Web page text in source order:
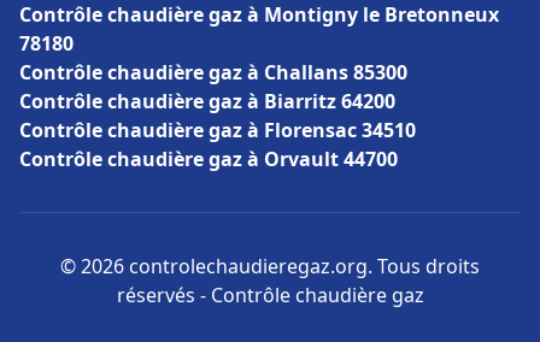
Contrôle chaudière gaz à Montigny le Bretonneux
78180
Contrôle chaudière gaz à Challans 85300
Contrôle chaudière gaz à Biarritz 64200
Contrôle chaudière gaz à Florensac 34510
Contrôle chaudière gaz à Orvault 44700
© 2026 controlechaudieregaz.org. Tous droits
réservés - Contrôle chaudière gaz